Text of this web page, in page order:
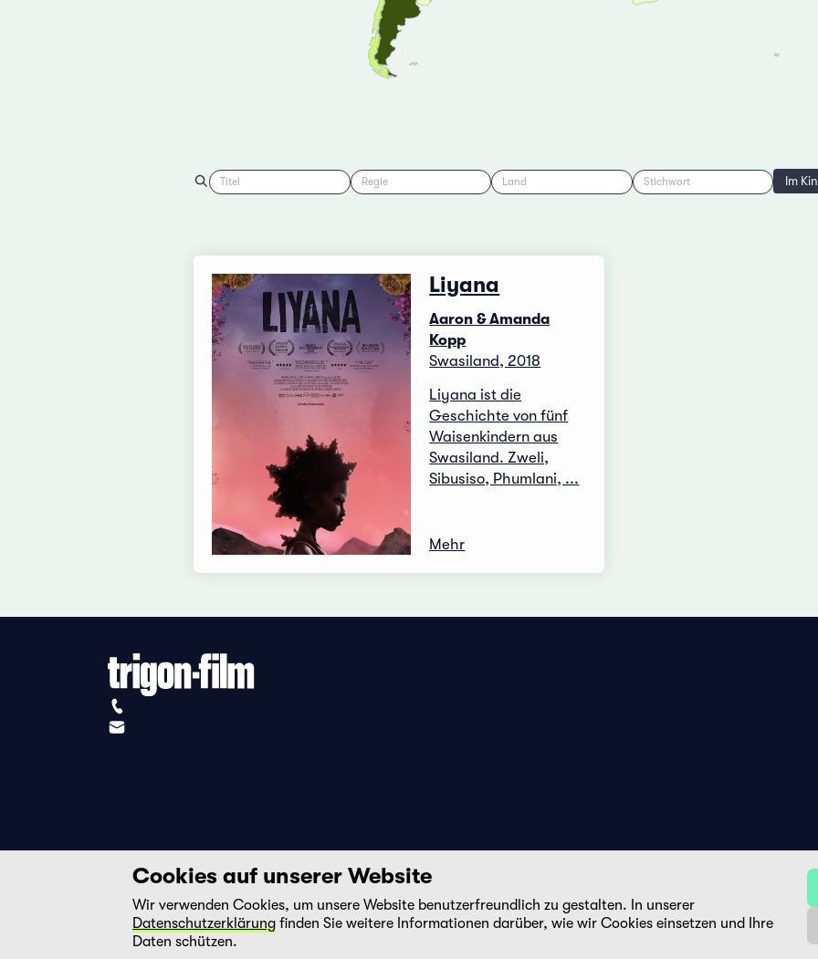
Titel Regie Land Stichwort Im
Liyana
Aaron & Amanda
Kopp
Swasiland, 2018
Liyana ist die
Geschichte von fünf
Waisenkindern aus
Swasiland. Zweli,
Sibusiso, Phumlani, ...
Mehr
DEFREN
Cookies auf unserer Website
Wir verwenden Cookies, um unsere Website benutzerfreundlich zu gestalten. In unserer
Datenschutzerklärung finden Sie weitere Informationen darüber, wie wir Cookies einsetzen und Ihre
Daten schützen.